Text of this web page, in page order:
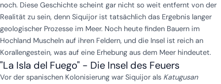
noch. Diese Geschichte scheint gar nicht so weit entfernt von der
Realität zu sein, denn Siquijor ist tatsächlich das Ergebnis langer
geologischer Prozesse im Meer. Noch heute finden Bauern im
Hochland Muscheln auf ihren Feldern, und die Insel ist reich an
Korallengestein, was auf eine Erhebung aus dem Meer hindeutet.
"La Isla del Fuego" - Die Insel des Feuers
Vor der spanischen Kolonisierung war Siquijor als Katugusan